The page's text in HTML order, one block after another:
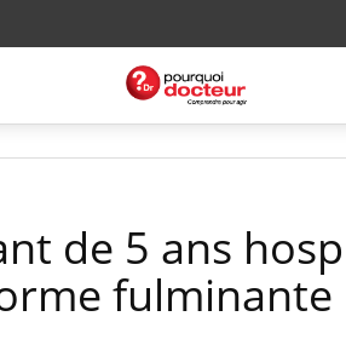
de 5 ans
fulminante